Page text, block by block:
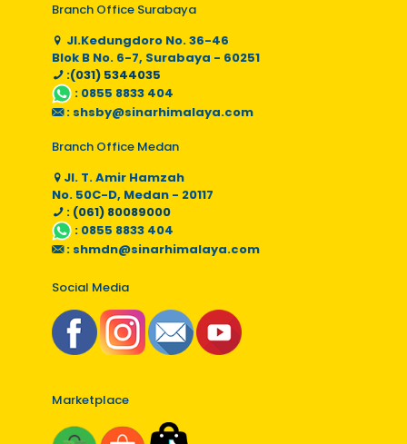
Branch Office Surabaya
Jl.Kedungdoro No. 36-46
Blok B No. 6-7, Surabaya - 60251
:(031) 5344035
: 0855 8833 404
: shsby@sinarhimalaya.com
Branch Office Medan
Jl. T. Amir Hamzah
No. 50C-D, Medan - 20117
: (061) 80089000
: 0855 8833 404
: shmdn@sinarhimalaya.com
Social Media
Marketplace